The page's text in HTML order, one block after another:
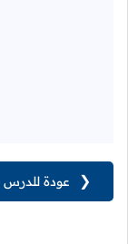
❮ عودة للدرس